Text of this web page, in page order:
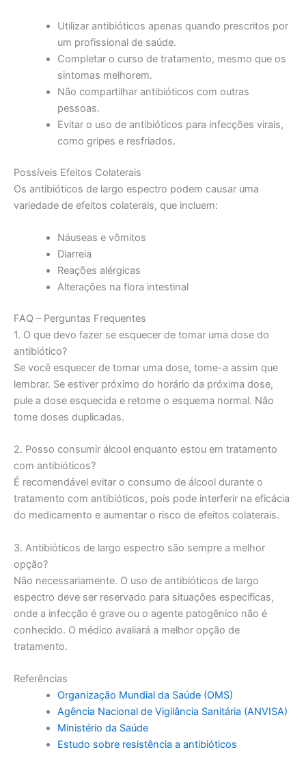
Utilizar antibióticos apenas quando prescritos por
um profissional de saúde.
Completar o curso de tratamento, mesmo que os
sintomas melhorem.
Não compartilhar antibióticos com outras
pessoas.
Evitar o uso de antibióticos para infecções virais,
como gripes e resfriados.
Possíveis Efeitos Colaterais
Os antibióticos de largo espectro podem causar uma
variedade de efeitos colaterais, que incluem:
Náuseas e vômitos
Diarreia
Reações alérgicas
Alterações na flora intestinal
FAQ – Perguntas Frequentes
1. O que devo fazer se esquecer de tomar uma dose do
antibiótico?
Se você esquecer de tomar uma dose, tome-a assim que
lembrar. Se estiver próximo do horário da próxima dose,
pule a dose esquecida e retome o esquema normal. Não
tome doses duplicadas.
2. Posso consumir álcool enquanto estou em tratamento
com antibióticos?
É recomendável evitar o consumo de álcool durante o
tratamento com antibióticos, pois pode interferir na eficácia
do medicamento e aumentar o risco de efeitos colaterais.
3. Antibióticos de largo espectro são sempre a melhor
opção?
Não necessariamente. O uso de antibióticos de largo
espectro deve ser reservado para situações específicas,
onde a infecção é grave ou o agente patogênico não é
conhecido. O médico avaliará a melhor opção de
tratamento.
Referências
Organização Mundial da Saúde (OMS)
Agência Nacional de Vigilância Sanitária (ANVISA)
Ministério da Saúde
Estudo sobre resistência a antibióticos